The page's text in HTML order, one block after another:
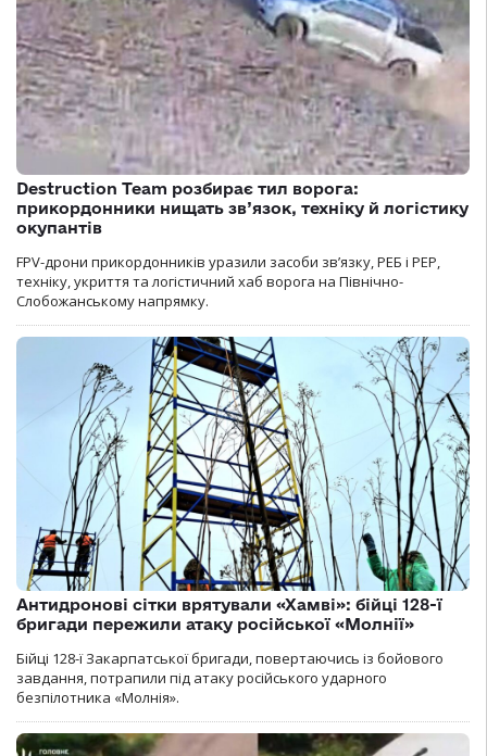
Destruction Team розбирає тил ворога:
прикордонники нищать зв’язок, техніку й логістику
окупантів
FPV-дрони прикордонників уразили засоби зв’язку, РЕБ і РЕР,
техніку, укриття та логістичний хаб ворога на Північно-
Слобожанському напрямку.
Антидронові сітки врятували «Хамві»: бійці 128-ї
бригади пережили атаку російської «Молнії»
Бійці 128-ї Закарпатської бригади, повертаючись із бойового
завдання, потрапили під атаку російського ударного
безпілотника «Молнія».